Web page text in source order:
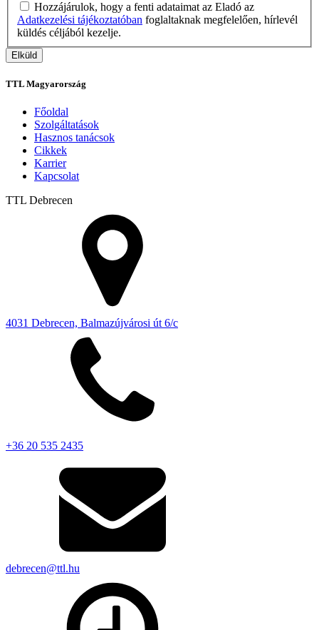
Hozzájárulok, hogy a fenti adataimat az Eladó az
Adatkezelési tájékoztatóban foglaltaknak megfelelően, hírlevél
küldés céljából kezelje.
TTL Magyarország
Főoldal
Szolgáltatások
Hasznos tanácsok
Cikkek
Karrier
Kapcsolat
TTL Debrecen
4031 Debrecen, Balmazújvárosi út 6/c
+36 20 535 2435
debrecen@ttl.hu